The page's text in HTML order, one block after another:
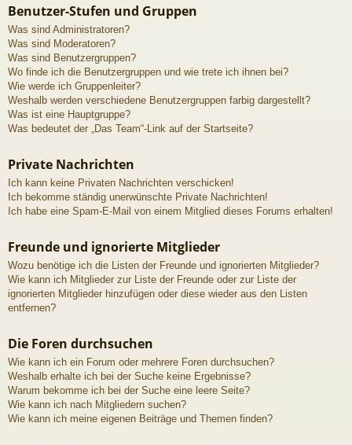
Benutzer-Stufen und Gruppen
Was sind Administratoren?
Was sind Moderatoren?
Was sind Benutzergruppen?
Wo finde ich die Benutzergruppen und wie trete ich ihnen bei?
Wie werde ich Gruppenleiter?
Weshalb werden verschiedene Benutzergruppen farbig dargestellt?
Was ist eine Hauptgruppe?
Was bedeutet der „Das Team“-Link auf der Startseite?
Private Nachrichten
Ich kann keine Privaten Nachrichten verschicken!
Ich bekomme ständig unerwünschte Private Nachrichten!
Ich habe eine Spam-E-Mail von einem Mitglied dieses Forums erhalten!
Freunde und ignorierte Mitglieder
Wozu benötige ich die Listen der Freunde und ignorierten Mitglieder?
Wie kann ich Mitglieder zur Liste der Freunde oder zur Liste der
ignorierten Mitglieder hinzufügen oder diese wieder aus den Listen
entfernen?
Die Foren durchsuchen
Wie kann ich ein Forum oder mehrere Foren durchsuchen?
Weshalb erhalte ich bei der Suche keine Ergebnisse?
Warum bekomme ich bei der Suche eine leere Seite?
Wie kann ich nach Mitgliedern suchen?
Wie kann ich meine eigenen Beiträge und Themen finden?